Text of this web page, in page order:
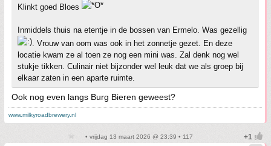
Klinkt goed Bloes
Inmiddels thuis na etentje in de bossen van Ermelo. Was gezellig
. Vrouw van oom was ook in het zonnetje gezet. En deze
locatie kwam ze al toen ze nog een mini was. Zal denk nog wel
stukje tikken. Culinair niet bijzonder wel leuk dat we als groep bij
elkaar zaten in een aparte ruimte.
Ook nog even langs Burg Bieren geweest?
www.milkyroadbrewery.nl
• vrijdag 13 maart 2026 @ 23:39 • 117